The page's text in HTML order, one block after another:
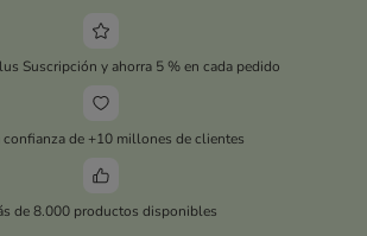
Suscripción y ahorra 5 % en cada pedido
confianza de +10 millones de clientes
de 8.000 productos disponibles